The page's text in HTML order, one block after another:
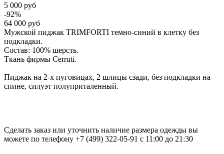
5 000 руб
-92%
64 000 руб
Мужской пиджак TRIMFORTI темно-синий в клетку без
подкладки.
Состав: 100% шерсть.
Ткань фирмы Cerruti.
Пиджак на 2-х пуговицах, 2 шлицы сзади, без подкладки на
спине, силуэт полуприталенный.
Сделать заказ или уточнить наличие размера одежды вы
можете по телефону +7 (499) 322-05-91 с 11:00 до 21:30